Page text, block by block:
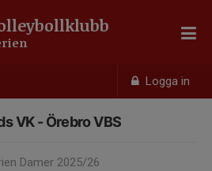
Logga in
VK - Örebro VBS
Damer 2025/26